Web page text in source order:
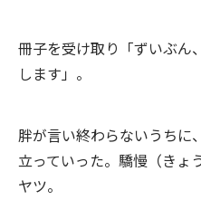
冊子を受け取り「ずいぶん
します」。
胖が言い終わらないうちに
立っていった。驕慢（きょ
ヤツ。